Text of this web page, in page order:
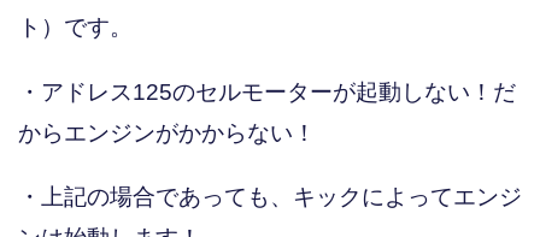
ト）です。
・アドレス125のセルモーターが起動しない！だ
からエンジンがかからない！
・上記の場合であっても、キックによってエンジ